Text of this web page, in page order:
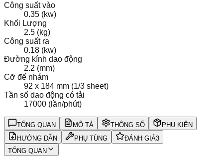
Công suất vào
0.35 (kw)
Khối Lượng
2.5 (kg)
Công suất ra
0.18 (kw)
Đường kính dao động
2.2 (mm)
Cỡ đế nhám
92 x 184 mm (1/3 sheet)
Tần số dao động có tải
17000 (lần/phút)
TỔNG QUAN MÔ TẢ THÔNG SỐ
PHỤ KIỆN
HƯỚNG DẪN
PHỤ TÙNG ĐÁNH GIÁ3
TỔNG QUAN